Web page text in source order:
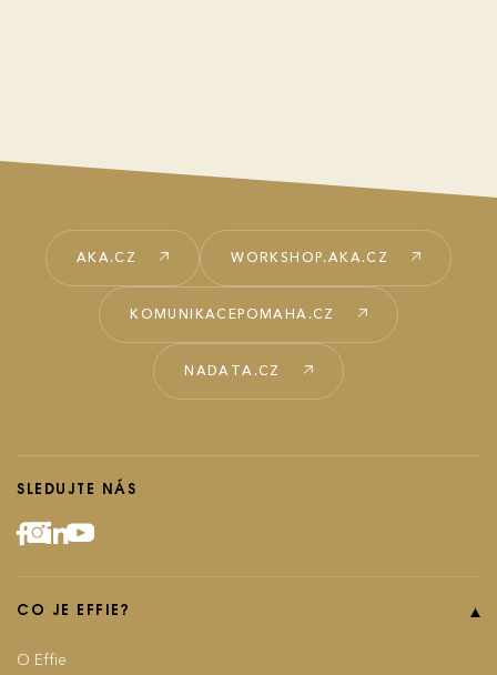
AKA.CZ WORKSHOP.AKA.CZ
KOMUNIKACEPOMAHA.CZ
NADATA.CZ
SLEDUJTE NÁS
CO JE EFFIE?
O Effie